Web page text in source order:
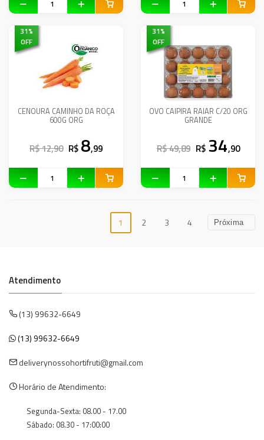
31%
OFF
CENOURA CAMINHO DA ROÇA
600G ORG
R$ 12,90 R$ 8,99
31%
OFF
OVO CAIPIRA RAIAR C/20 ORG
GRANDE
R$ 49,89 R$ 34,90
1 2 3 4 Próxima
Atendimento
(13) 99632-6649
(13) 99632-6649
deliverynossohortifruti@gmail.com
Horário de Atendimento:
Segunda-Sexta: 08.00 - 17.00
Sábado: 08.30 - 17:00:00